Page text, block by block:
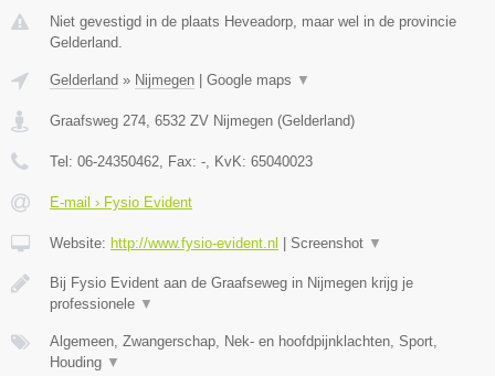
Niet gevestigd in de plaats Heveadorp, maar wel in de provincie
Gelderland.
Gelderland » Nijmegen | Google maps ▼
Graafsweg 274 6532 ZV Nijmegen (Gelderland)
Tel: 06-24350462 , Fax: - , KvK: 65040023
E-mail › Fysio Evident
Website: http://www.fysio-evident.nl | Screenshot ▼
Bij Fysio Evident aan de Graafseweg in Nijmegen krijg je
professionele ▼
Algemeen, Zwangerschap, Nek- en hoofdpijnklachten, Sport,
Houding ▼